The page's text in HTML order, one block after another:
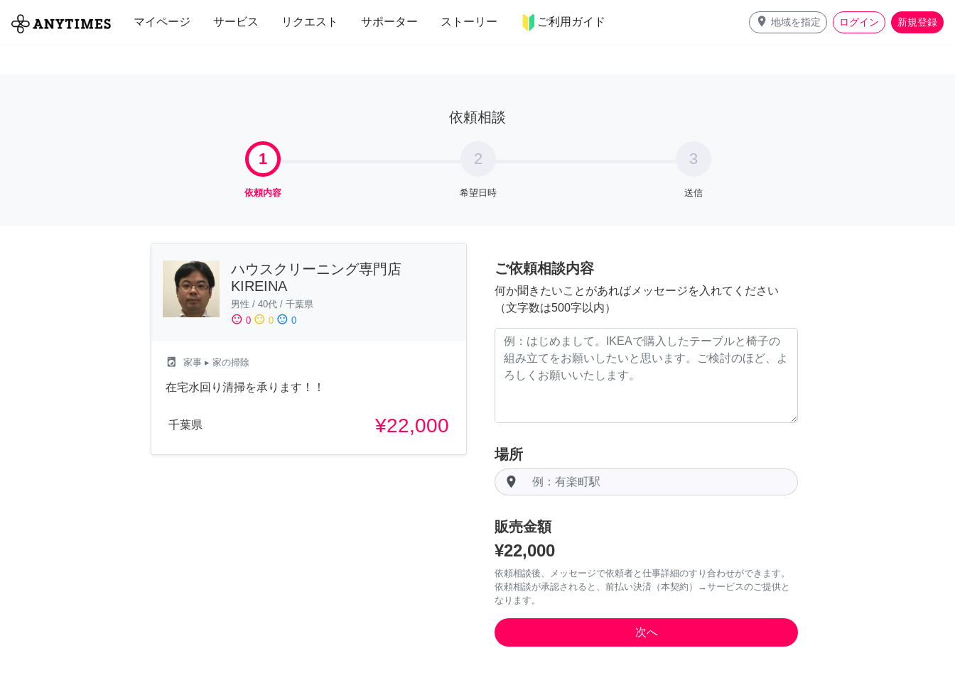
マイページ サービス リクエスト サポーター ストーリー ご利用ガイド place 地域を指定 ログイン 新規登録
全て 修理・組立 家事 引っ越し インテリア 趣味・習い事 ペット 料理
依頼相談
1
依頼内容
2
希望日時
3
送信
ハウスクリーニング専門店
KIREINA
男性 / 40代 / 千葉県
sentiment_satisfied 0 sentiment_neutral 0 sentiment_dissatisfied 0
local_laundry_service 家事 ▸ 家の掃除
在宅水回り清掃を承ります！！
千葉県 ¥22,000
ご依頼相談内容
何か聞きたいことがあればメッセージを入れてください
（文字数は500字以内）
場所
room
販売金額
¥22,000
依頼相談後、メッセージで依頼者と仕事詳細のすり合わせができます。
依頼相談が承認されると、前払い決済（本契約）→サービスのご提供と
なります。